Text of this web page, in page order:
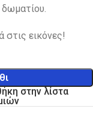
στις εικόνες!
στην λίστα